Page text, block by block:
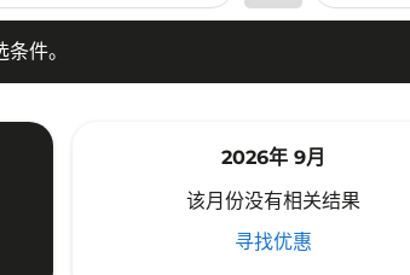
件。
2026年 9月
该月份没有相关结果
寻找优惠